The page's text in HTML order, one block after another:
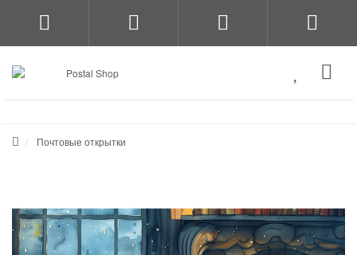
Почтовые открытки